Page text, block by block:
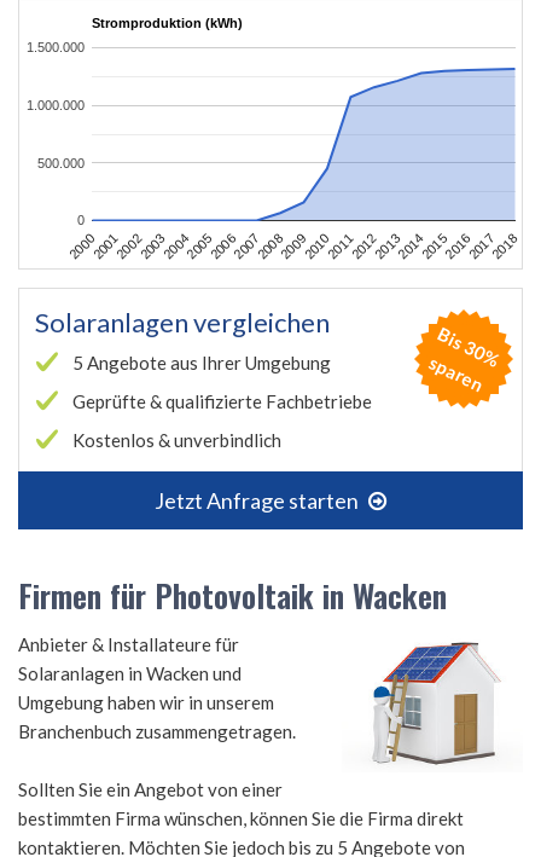
Stromproduktion (kWh)
2000200120022003200420052006200720082009201020112012201320142015201620172018
0
500.000
1.000.000
1.500.000
Solaranlagen vergleichen
5 Angebote aus Ihrer Umgebung
Geprüfte & qualifizierte Fachbetriebe
Kostenlos & unverbindlich
Jetzt Anfrage starten
B
is
3
0
%
s
p
a
r
e
n
Firmen für Photovoltaik in Wacken
Anbieter & Installateure für
Solaranlagen in Wacken und
Umgebung haben wir in unserem
Branchenbuch zusammengetragen.
Sollten Sie ein Angebot von einer
bestimmten Firma wünschen, können Sie die Firma direkt
kontaktieren. Möchten Sie jedoch bis zu 5 Angebote von